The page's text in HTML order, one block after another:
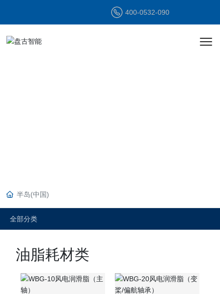
400-0532-090
半岛(中国)
全部分类
油脂耗材类